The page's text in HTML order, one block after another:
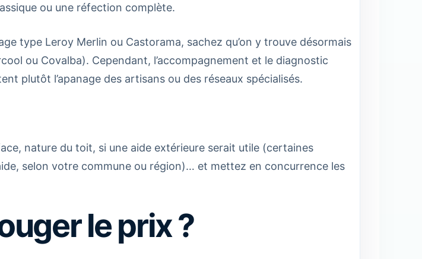
ou une réfection complète.
type Leroy Merlin ou Castorama, sachez qu’on y trouve désormais
ou Covalba). Cependant, l’accompagnement et le diagnostic
plutôt l’apanage des artisans ou des réseaux spécialisés.
nature du toit, si une aide extérieure serait utile (certaines
selon votre commune ou région)… et mettez en concurrence les
le prix ?